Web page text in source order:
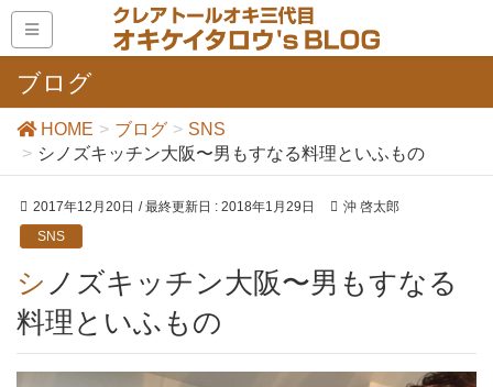
ブログ
HOME ブログ
SNS
シノズキッチン大阪〜男もすなる料理といふもの
2017年12月20日 / 最終更新日 : 2018年1月29日
沖 啓太郎
SNS
シノズキッチン大阪〜男もすなる
料理といふもの